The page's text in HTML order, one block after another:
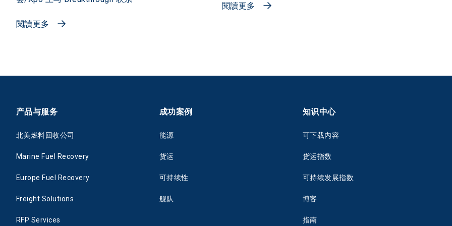
閱讀更多
閱讀更多
产品与服务
北美燃料回收公司
Marine Fuel Recovery
Europe Fuel Recovery
Freight Solutions
RFP Services
成功案例
能源
货运
可持续性
舰队
知识中心
可下载内容
货运指数
可持续发展指数
博客
指南